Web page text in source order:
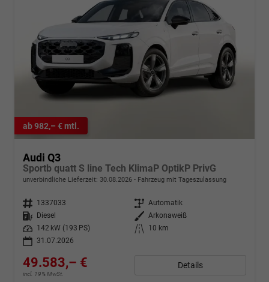
ab 982,– € mtl.
Audi Q3
Sportb quatt S line Tech KlimaP OptikP PrivG
unverbindliche Lieferzeit: 30.08.2026 Fahrzeug mit Tageszulassung
Fahrzeugnr. 1337033 Getriebe Automatik
Kraftstoff
Diesel Außenfarbe Arkonaweiß
Leistung
142 kW (193 PS) Kilometerstand
10 km
31.07.2026
49.583,– €
incl. 19% MwSt.
Details